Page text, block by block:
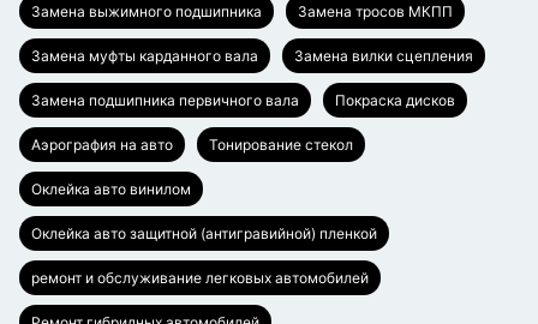
Замена выжимного подшипника Замена тросов МКПП
Замена муфты карданного вала Замена вилки сцепления
Замена подшипника первичного вала Покраска дисков
Аэрография на авто Тонирование стекол
Оклейка авто винилом
Оклейка авто защитной (антигравийной) пленкой
ремонт и обслуживание легковых автомобилей